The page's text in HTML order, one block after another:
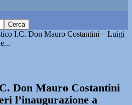
I.C. Don Mauro Costantini – Luigi
Don Mauro Costantini
l’inaugurazione a